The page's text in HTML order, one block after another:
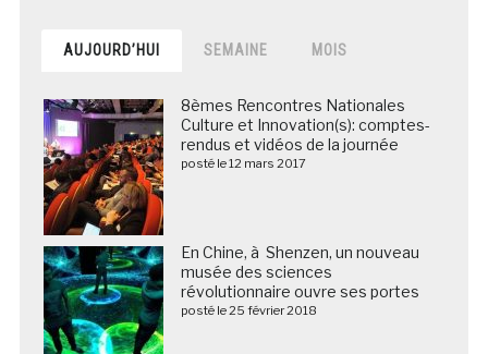
AUJOURD’HUI SEMAINE MOIS
8èmes Rencontres Nationales
Culture et Innovation(s): comptes-
rendus et vidéos de la journée
posté le 12 mars 2017
En Chine, à Shenzen, un nouveau
musée des sciences
révolutionnaire ouvre ses portes
posté le 25 février 2018